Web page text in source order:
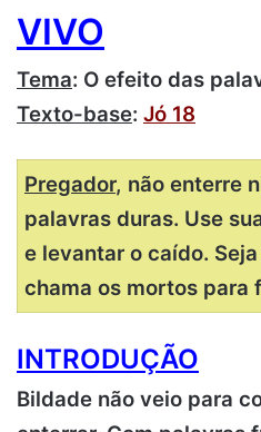
VIVO
Tema: O efeito das
Texto-base: Jó 18
Pregador, não enterre
palavras duras. Use
e levantar o caído.
chama os mortos para
INTRODUÇÃO
Bildade não veio para